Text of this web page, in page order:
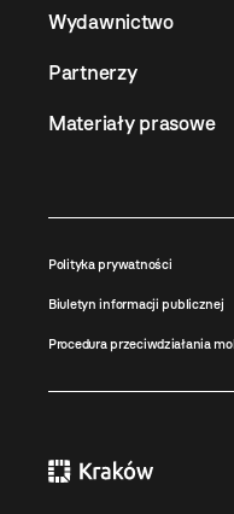
Wydawnictwo
Partnerzy
Materiały prasowe
Polityka prywatności
Biuletyn informacji publicznej
Procedura przeciwdziałania